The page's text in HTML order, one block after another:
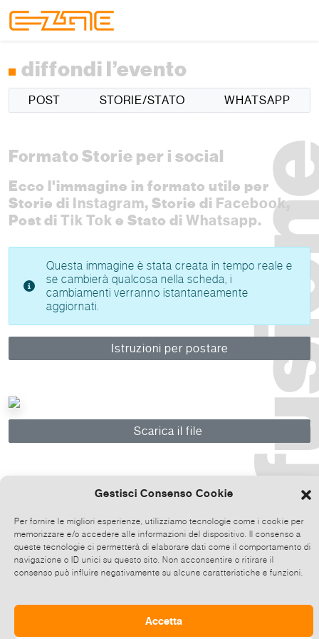
Gestisci Consenso Cookie
Per fornire le migliori esperienze, utilizziamo tecnologie come i cookie per
memorizzare e/o accedere alle informazioni del dispositivo. Il consenso a
queste tecnologie ci permetterà di elaborare dati come il comportamento di
navigazione o ID unici su questo sito. Non acconsentire o ritirare il
consenso può influire negativamente su alcune caratteristiche e funzioni.
Accetta
diffondi l’evento
POST STORIE/STATO WHATSAPP
Formato Storie per i social
Ecco l'immagine in formato utile per
Storie di Instagram, Storie di Facebook,
Post di Tik Tok e Stato di Whatsapp.
Questa immagine è stata creata in tempo reale e
se cambierà qualcosa nella scheda, i
cambiamenti verranno istantaneamente
aggiornati.
Istruzioni per postare
Scarica il file
Copia il link